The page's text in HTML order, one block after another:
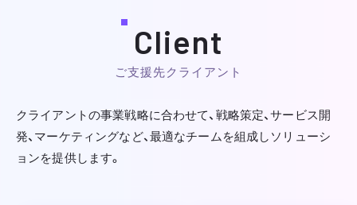
Client
ご支援先クライアント
クライアントの事業戦略に合わせて、戦略策定、サービス開
発、マーケティングなど、最適なチームを組成しソリューシ
ョンを提供します。